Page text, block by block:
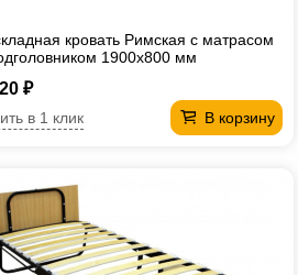
кровать Римская с матрасом
1900х800 мм
₽
В корзину
в 1 клик